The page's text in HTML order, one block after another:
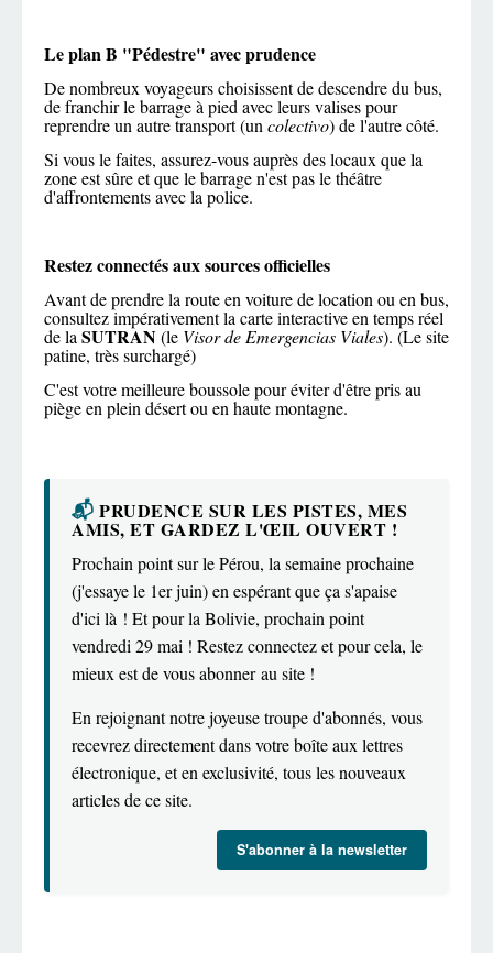
Le plan B "Pédestre" avec prudence
De nombreux voyageurs choisissent de descendre du bus,
de franchir le barrage à pied avec leurs valises pour
reprendre un autre transport (uncolectivo) de l'autre côté.
Si vous le faites, assurez-vous auprès des locaux que la
zone est sûre et que le barrage n'est pas le théâtre
d'affrontements avec la police.
Restez connectés aux sources officielles
Avant de prendre la route en voiture de location ou en bus,
consultez impérativement la carte interactive en temps réel
de laSUTRAN(le Visor de Emergencias Viales). (Le site
patine, très surchargé)
C'est votre meilleure boussole pour éviter d'être pris au
piège en plein désert ou en haute montagne.
📬 PRUDENCE SUR LES PISTES, MES
AMIS, ET GARDEZ L'ŒIL OUVERT !
Prochain point sur le Pérou, la semaine prochaine
(j'essaye le 1er juin) en espérant que ça s'apaise
d'ici là ! Et pour la Bolivie, prochain point
vendredi 29 mai ! Restez connectez et pour cela, le
mieux est de vous abonner au site !
En rejoignant notre joyeuse troupe d'abonnés, vous
recevrez directement dans votre boîte aux lettres
électronique, et en exclusivité, tous les nouveaux
articles de ce site.
S'abonner à la newsletter